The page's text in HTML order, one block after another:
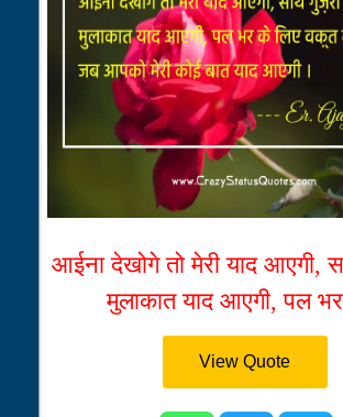
आईना देखोगे तो मेरी याद आएगी,
मुलाकात याद आएगी, पल
View Quote